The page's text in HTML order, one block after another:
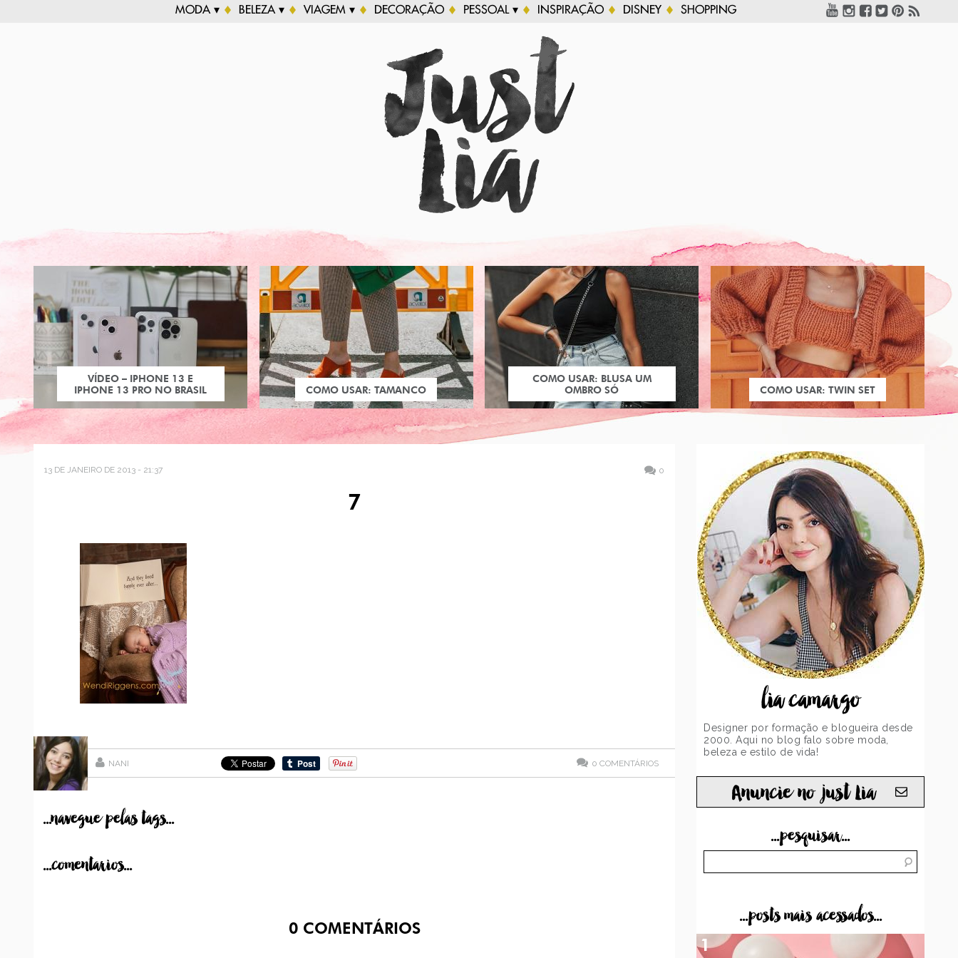
MODA ▾ BELEZA ▾ VIAGEM ▾ DECORAÇÃO PESSOAL ▾ INSPIRAÇÃO DISNEY SHOPPING
VÍDEO – IPHONE 13 E
IPHONE 13 PRO NO BRASIL
COMO USAR: TAMANCO
COMO USAR: BLUSA UM
OMBRO SÓ
COMO USAR: TWIN SET
13 DE JANEIRO DE 2013 - 21:37 0
7
NANI 0 COMENTÁRIOS
...navegue pelas tags...
...comentarios...
0COMENTÁRIOS
lia camargo
Designer por formação e blogueira desde
2000. Aqui no blog falo sobre moda,
beleza e estilo de vida!
Anuncie no just Lia
...pesquisar...
...posts mais acessados...
1